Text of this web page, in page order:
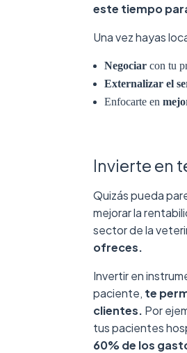
este tiempo
Una vez hayas
Negociar con tu
Externalizar el
Enfocarte en
Invierte en
Quizás pueda
mejorar la
sector de la
ofreces.
Invertir en
paciente, te
clientes. Por
tus pacientes
60% de los